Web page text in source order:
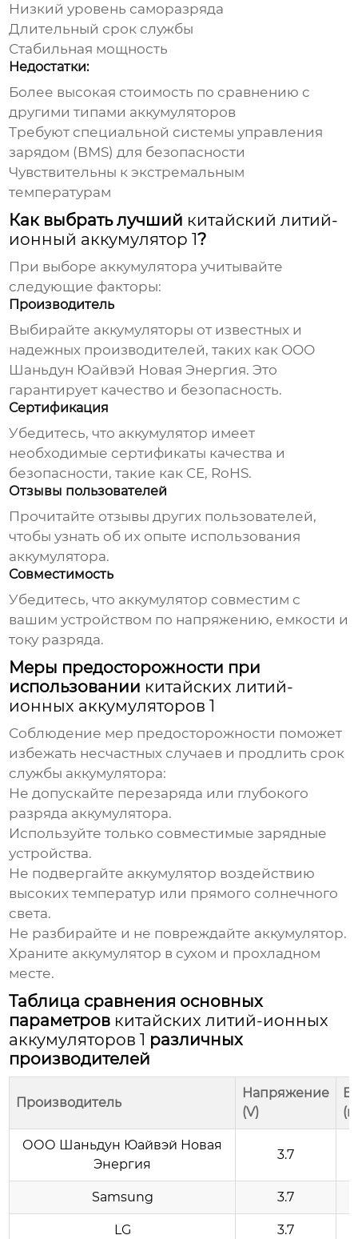
Низкий уровень саморазряда
Длительный срок службы
Стабильная мощность
Недостатки:
Более высокая стоимость по сравнению с
другими типами аккумуляторов
Требуют специальной системы управления
зарядом (BMS) для безопасности
Чувствительны к экстремальным
температурам
Как выбрать лучший китайский литий-
ионный аккумулятор 1?
При выборе аккумулятора учитывайте
следующие факторы:
Производитель
Выбирайте аккумуляторы от известных и
надежных производителей, таких как ООО
Шаньдун Юайвэй Новая Энергия. Это
гарантирует качество и безопасность.
Сертификация
Убедитесь, что аккумулятор имеет
необходимые сертификаты качества и
безопасности, такие как CE, RoHS.
Отзывы пользователей
Прочитайте отзывы других пользователей,
чтобы узнать об их опыте использования
аккумулятора.
Совместимость
Убедитесь, что аккумулятор совместим с
вашим устройством по напряжению, емкости и
току разряда.
Меры предосторожности при
использовании китайских литий-
ионных аккумуляторов 1
Соблюдение мер предосторожности поможет
избежать несчастных случаев и продлить срок
службы аккумулятора:
Не допускайте перезаряда или глубокого
разряда аккумулятора.
Используйте только совместимые зарядные
устройства.
Не подвергайте аккумулятор воздействию
высоких температур или прямого солнечного
света.
Не разбирайте и не повреждайте аккумулятор.
Храните аккумулятор в сухом и прохладном
месте.
Таблица сравнения основных
параметров китайских литий-ионных
аккумуляторов 1 различных
производителей
Производитель
Напряжение
(V)
ООО Шаньдун Юайвэй Новая
Энергия
3.7
Samsung 3.7
LG 3.7